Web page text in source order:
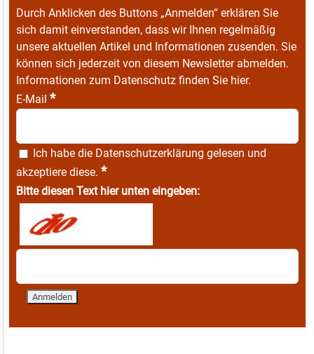
Durch Anklicken des Buttons „Anmelden“ erklären Sie
sich damit einverstanden, dass wir Ihnen regelmäßig
unsere aktuellen Artikel und Informationen zusenden. Sie
können sich jederzeit von diesem Newsletter abmelden.
Informationen zum Datenschutz finden Sie hier.
E-Mail *
Ich habe die Datenschutzerklärung gelesen und
akzeptiere diese. *
Bitte diesen Text hier unten eingeben: